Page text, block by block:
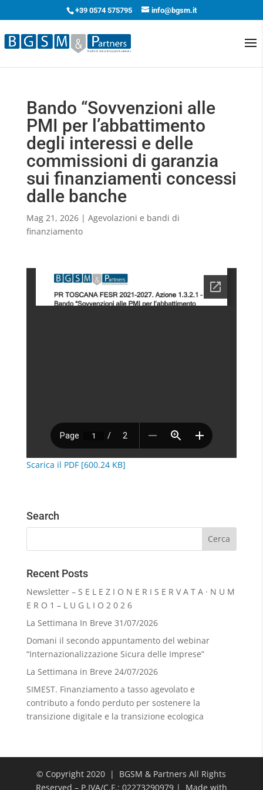
+39 0574 575795 info@bgsm.it
Bando “Sovvenzioni alle
PMI per l’abbattimento
degli interessi e delle
commissioni di garanzia
sui finanziamenti concessi
dalle banche
Mag 21, 2026| Agevolazioni e bandi di
finanziamento
Scarica il PDF [600.24 KB]
Search
Recent Posts
Newsletter – S E L E Z I O N E R I S E R V A T A · N U M
E R O 1 – L U G L I O 2 0 2 6
La Settimana In Breve 31/07/2026
Domani il secondo appuntamento del webinar
“Internazionalizzazione Sicura delle Imprese”
La Settimana in Breve 24/07/2026
SIMEST. Finanziamento a tasso agevolato e
contributo a fondo perduto per sostenere la
transizione digitale e la transizione ecologica
© Copyright 2020 | BGSM & Partners All Rights
Reserved – P.IVA/C.F.: 02273290979 | Made with